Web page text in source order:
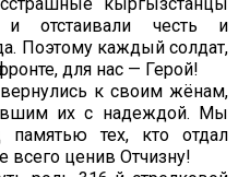
отстаивали честь и
Поэтому каждый солдат,
для нас — Герой!
к своим жёнам,
их с надеждой. Мы
тех, кто отдал
ценив Отчизну!